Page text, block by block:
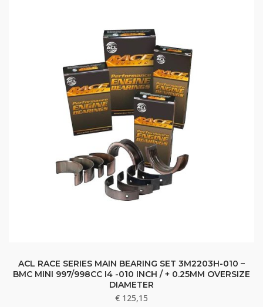
ACL RACE SERIES MAIN BEARING SET 3M2203H-010 –
BMC MINI 997/998CC I4 -010 INCH / + 0.25MM OVERSIZE
DIAMETER
€ 125,15